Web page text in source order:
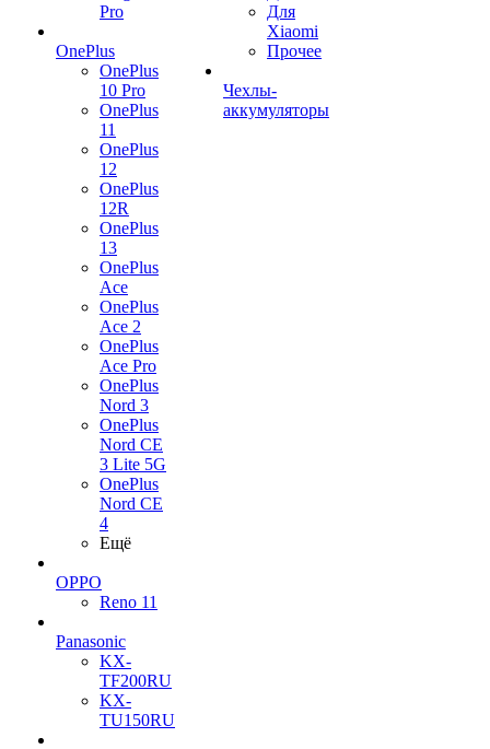
Pro
OnePlus
OnePlus
10 Pro
OnePlus
11
OnePlus
12
OnePlus
12R
OnePlus
13
OnePlus
Ace
OnePlus
Ace 2
OnePlus
Ace Pro
OnePlus
Nord 3
OnePlus
Nord CE
3 Lite 5G
OnePlus
Nord CE
4
Ещё
OPPO
Reno 11
Panasonic
KX-
TF200RU
KX-
TU150RU
Для
Xiaomi
Прочее
Чехлы-
аккумуляторы